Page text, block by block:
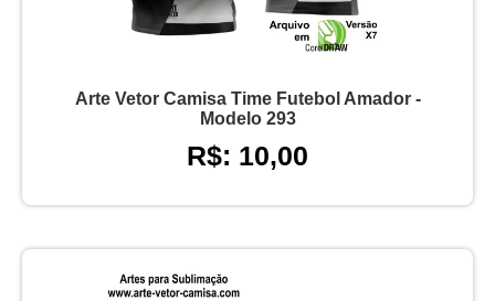
Arte Vetor Camisa Time Futebol Amador -
Modelo 293
R$: 10,00